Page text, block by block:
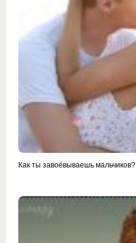
Как ты завоёвываешь мальчиков?